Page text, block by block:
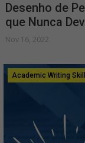
Desenho de
que Nunca
Nov 16, 2022
Academic Writing